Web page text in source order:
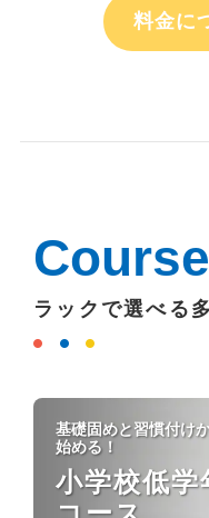
料金に
Course
ラックで選べる
基礎固めと習慣付け
始める！
小学校低学